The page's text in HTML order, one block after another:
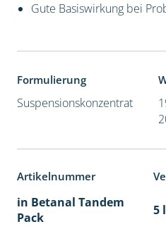
Gute Basiswirkung bei
Formulierung
Suspensionskonzentrat
Artikelnummer
in Betanal Tandem
Pack
5